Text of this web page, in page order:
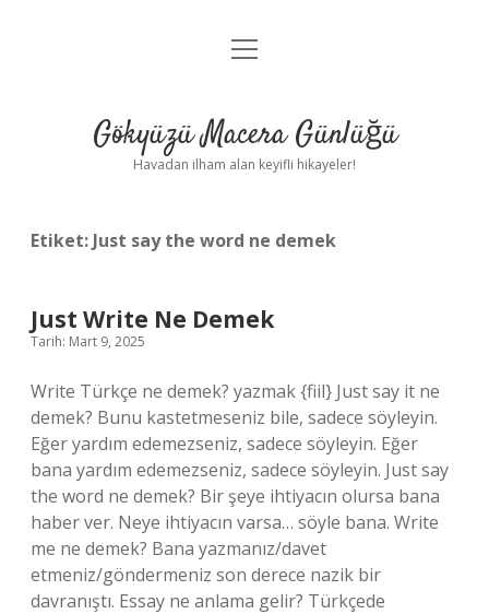
Anasayfa
Yasal Uyarı
menüyü
Gökyüzü Macera Günlüğü
Havadan ilham alan keyifli hikayeler!
Etiket: Just say the word ne demek
Just Write Ne Demek
Tarih: Mart 9, 2025
Write Türkçe ne demek? yazmak {fiil} Just say it ne
demek? Bunu kastetmeseniz bile, sadece söyleyin.
Eğer yardım edemezseniz, sadece söyleyin. Eğer
bana yardım edemezseniz, sadece söyleyin. Just say
the word ne demek? Bir şeye ihtiyacın olursa bana
haber ver. Neye ihtiyacın varsa… söyle bana. Write
me ne demek? Bana yazmanız/davet
etmeniz/göndermeniz son derece nazik bir
davranıştı. Essay ne anlama gelir? Türkçede